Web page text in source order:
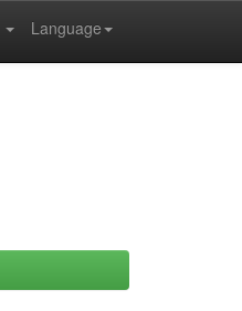
Language